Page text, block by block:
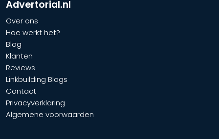
Advertorial.nl
Over ons
Hoe werkt het?
Blog
Klanten
Reviews
Linkbuilding Blogs
Contact
Privacyverklaring
Algemene voorwaarden